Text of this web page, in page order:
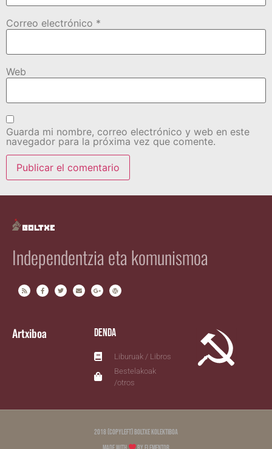
Correo electrónico *
Web
Guarda mi nombre, correo electrónico y web en este
navegador para la próxima vez que comente.
Independentzia eta komunismoa
Artxiboa Denda
Liburuak / Libros
Bestelakoak
/otros
2018 (copyleft) Boltxe Kolektiboa